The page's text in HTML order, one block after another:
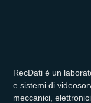
RecDati è un
e sistemi di
meccanici,